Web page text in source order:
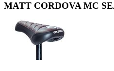
MATT CORDOVA MC